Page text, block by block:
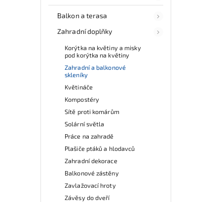
Balkon a terasa
Zahradní doplňky
Korýtka na květiny a misky
pod korýtka na květiny
Zahradní a balkonové
skleníky
Květináče
Kompostéry
Sítě proti komárům
Solární světla
Práce na zahradě
Plašiče ptáků a hlodavců
Zahradní dekorace
Balkonové zástěny
Zavlažovací hroty
Závěsy do dveří